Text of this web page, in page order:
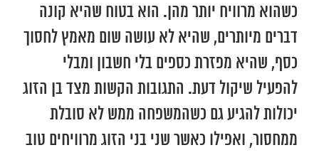
כשהוא מרוויח יותר מהן. הוא בטוח שהיא קונה
דברים מיותרים, שהיא לא עושה שום מאמץ לחסוך
כסף, שהיא מפזרת כספים בלי חשבון ומבלי
להפעיל שיקול דעת. התגובות הקשות מצד בן הזוג
יכולות להגיע גם כשהמשפחה ממש לא סובלת
ממחסור, ואפילו כאשר שני בני הזוג מרוויחים טוב